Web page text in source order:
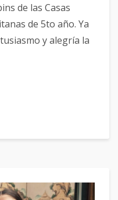
de las Casas
de 5to año. Ya
y alegría la